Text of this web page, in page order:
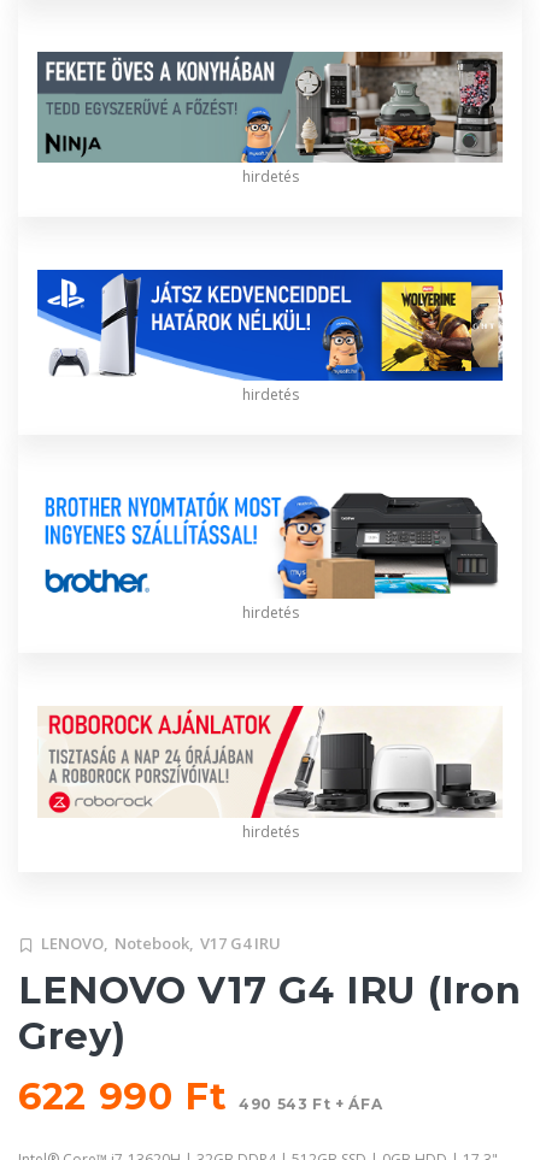
hirdetés
hirdetés
hirdetés
hirdetés
LENOVO, Notebook, V17 G4 IRU
LENOVO V17 G4 IRU (Iron
Grey)
622 990 Ft490 543 Ft + ÁFA